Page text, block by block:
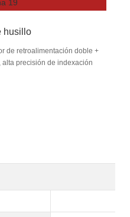
husillo
de retroalimentación doble +
precisión de indexación